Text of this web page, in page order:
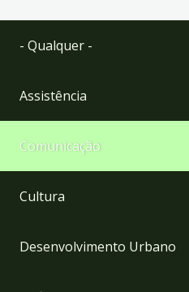
- Qualquer -
Assistência
Comunicação
Cultura
Desenvolvimento Urbano